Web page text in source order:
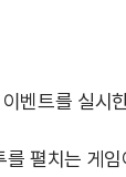
벤트를 실시
펼치는 게